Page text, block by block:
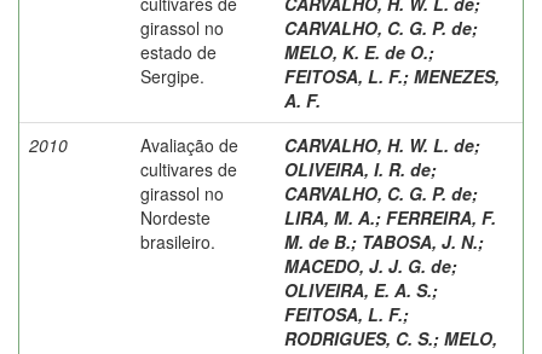
girassol no
estado de
Sergipe.
CARVALHO, C. G. P. de;
MELO, K. E. de O.;
FEITOSA, L. F.; MENEZES,
A. F.
2010
Avaliação de
cultivares de
girassol no
Nordeste
brasileiro.
CARVALHO, H. W. L. de;
OLIVEIRA, I. R. de;
CARVALHO, C. G. P. de;
LIRA, M. A.; FERREIRA, F.
M. de B.; TABOSA, J. N.;
MACEDO, J. J. G. de;
OLIVEIRA, E. A. S.;
FEITOSA, L. F.;
RODRIGUES, C. S.; MELO,